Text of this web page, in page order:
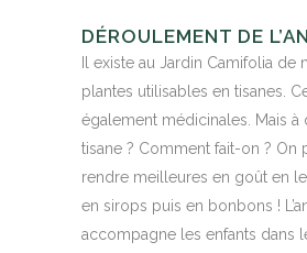
DÉROULEMENT DE
Il existe au Jardin Camifolia de
plantes utilisables en tisanes.
également médicinales. Mais à
tisane ? Comment fait-on ? On
rendre meilleures en goût en
en sirops puis en bonbons !
accompagne les enfants dans